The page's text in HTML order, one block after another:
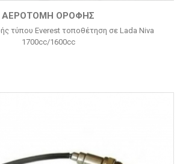
ΑΕΡΟΤΟΜΉ ΟΡΟΦΉΣ
τύπου Everest τοποθέτηση σε Lada Niva
1700cc/1600cc